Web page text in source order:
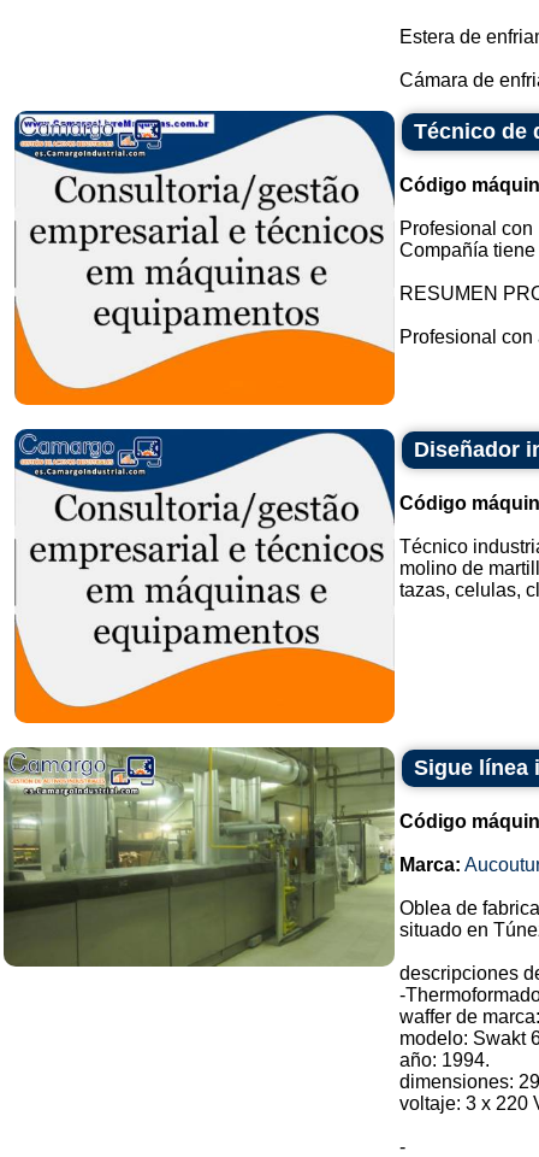
Estera de
Cámara de
Técnico de
Código
Profesional
Compañía
RESUMEN
Profesional
Diseñador
Código
Técnico
molino de
tazas, celulas,
Sigue línea
Código
Marca:
Oblea de
situado en
descripciones
-
waffer de
modelo: Swakt
año: 1994.
dimensiones:
voltaje: 3 x 220
-